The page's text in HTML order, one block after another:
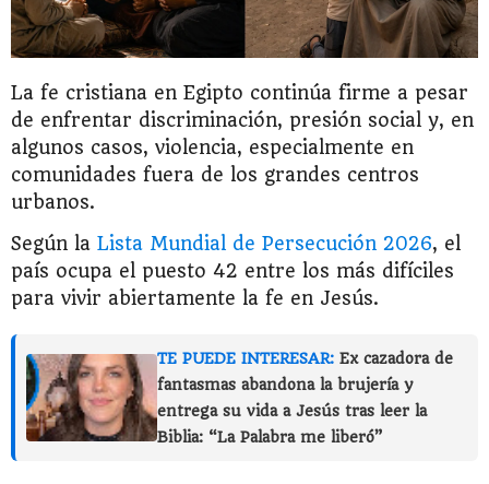
La fe cristiana en Egipto continúa firme a pesar
de enfrentar discriminación, presión social y, en
algunos casos, violencia, especialmente en
comunidades fuera de los grandes centros
urbanos.
Según la Lista Mundial de Persecución 2026, el
país ocupa el puesto 42 entre los más difíciles
para vivir abiertamente la fe en Jesús.
TE PUEDE INTERESAR: Ex cazadora de
fantasmas abandona la brujería y
entrega su vida a Jesús tras leer la
Biblia: “La Palabra me liberó”